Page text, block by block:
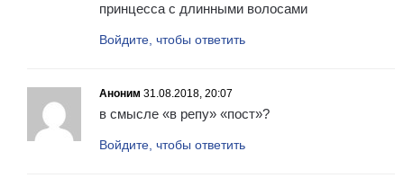
принцесса с длинными волосами
Войдите, чтобы ответить
Аноним 31.08.2018, 20:07
в смысле «в репу» «пост»?
Войдите, чтобы ответить